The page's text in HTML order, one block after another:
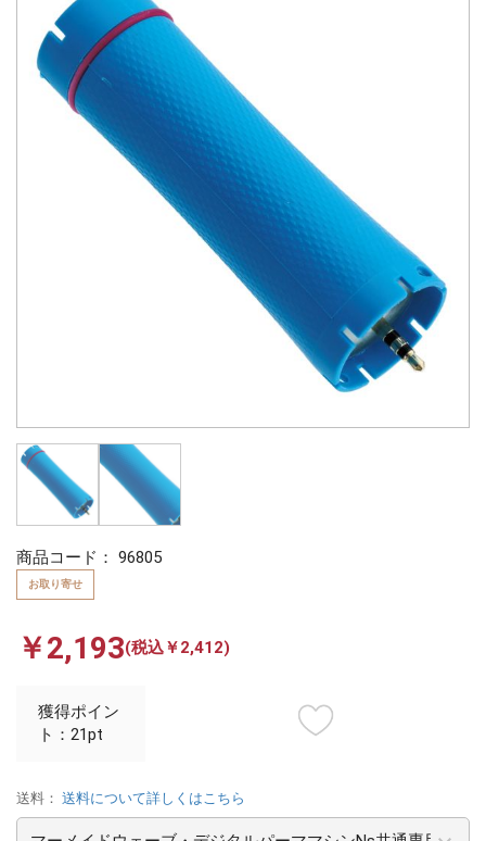
商品コード： 96805
お取り寄せ
￥2,193(税込￥2,412)
獲得ポイン
ト：21pt
送料： 送料について詳しくはこちら